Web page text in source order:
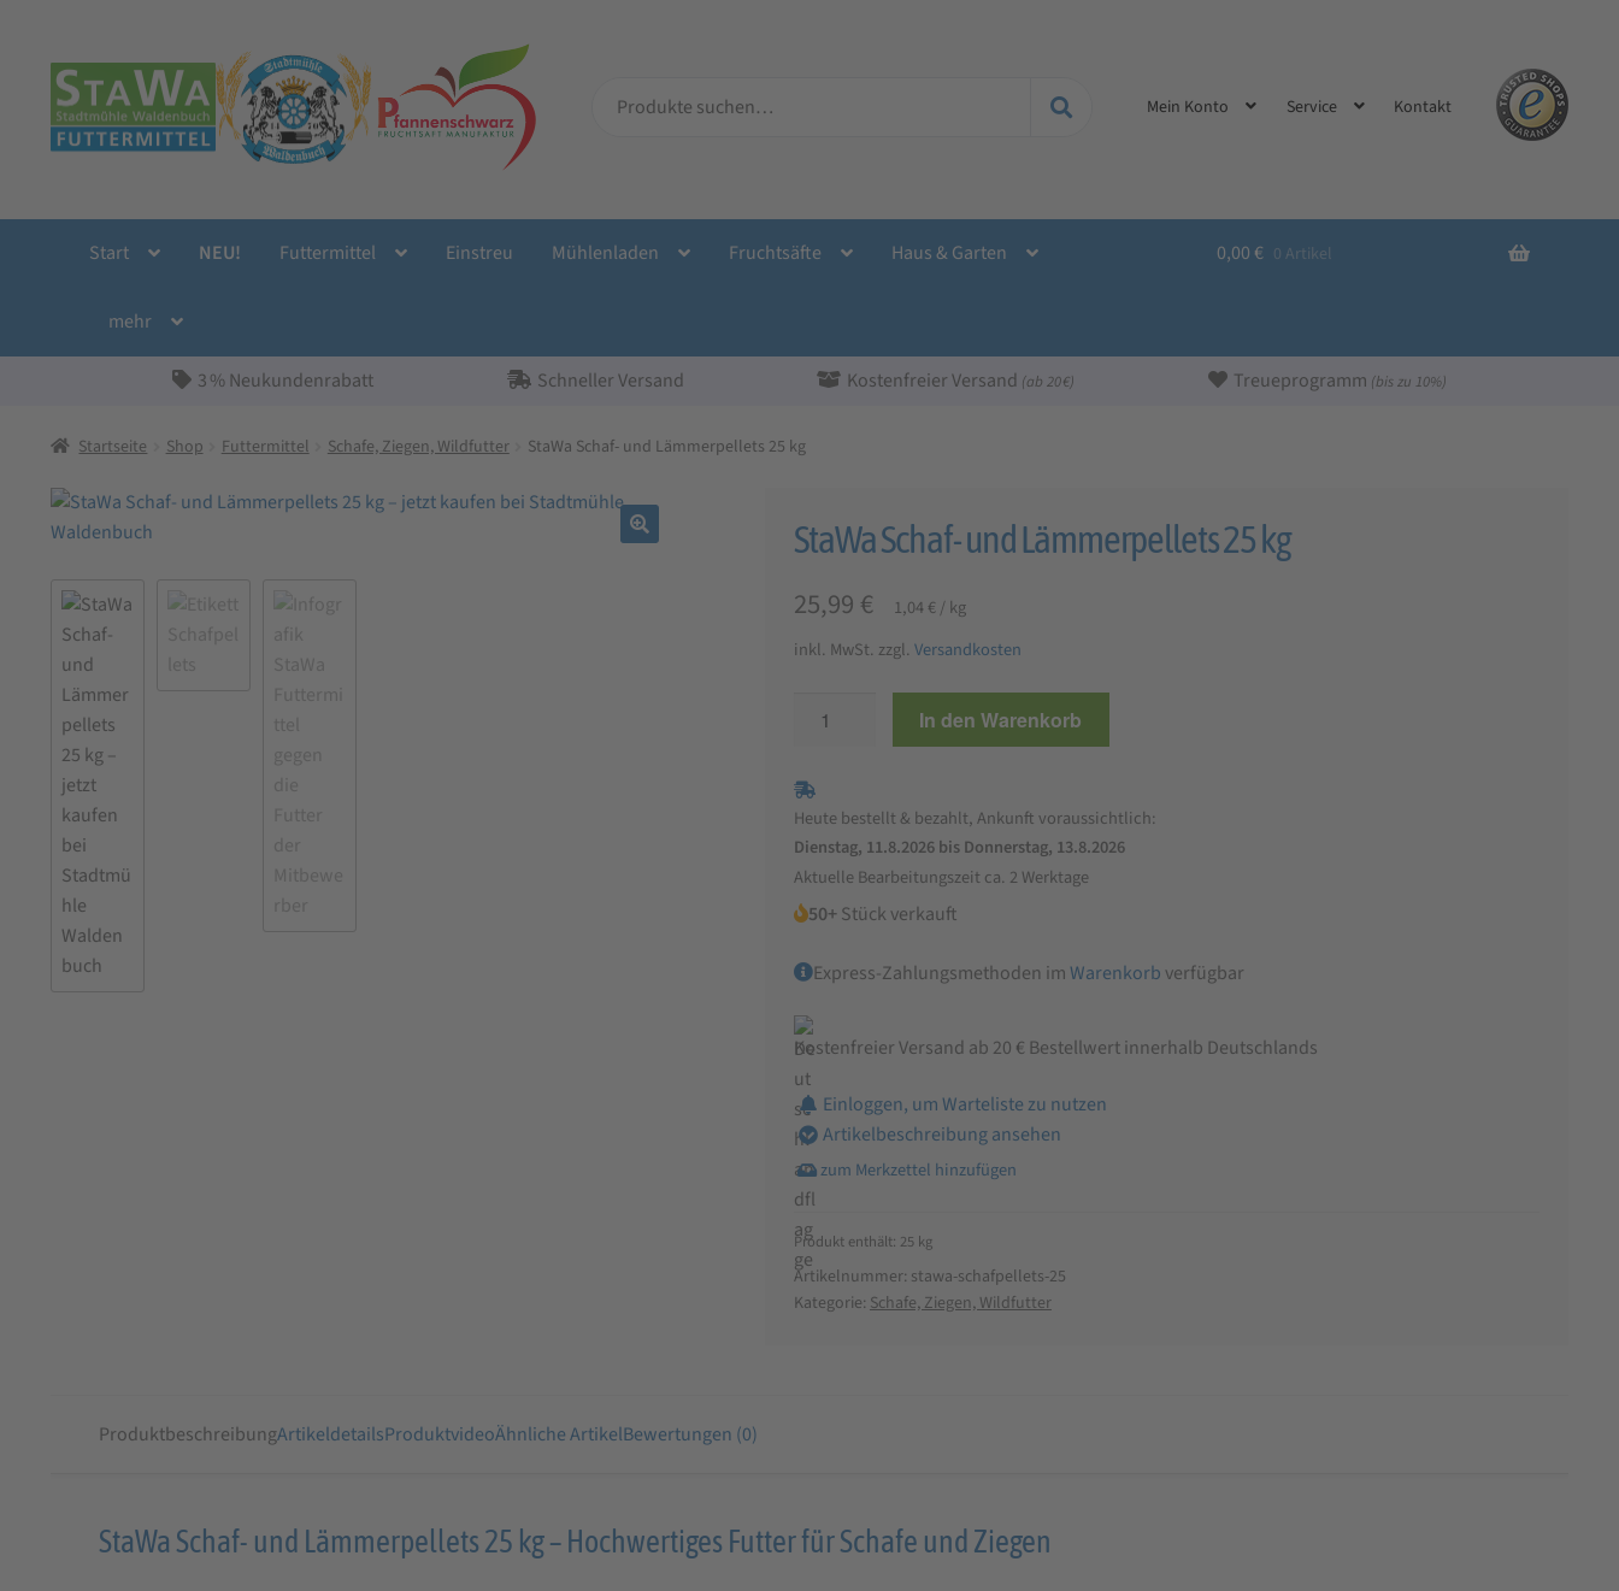
Navigation
springen
Inhalt
springen
nach:
Mein Konto Service Kontakt
Start NEU! Futtermittel Einstreu Mühlenladen Fruchtsäfte Haus & Garten
mehr
0,00 € 0 Artikel
3 % Neukundenrabatt Schneller Versand Kostenfreier Versand (ab 20 €) Treueprogramm (bis zu 10%)
Startseite Shop Futtermittel Schafe, Ziegen, Wildfutter StaWa Schaf- und Lämmerpellets 25 kg
StaWa Schaf- und Lämmerpellets 25 kg
25,99 € 1,04 € /kg
inkl. MwSt. zzgl. Versandkosten
Schaf-
Lämmerpellets
25
kg
Menge
In den Warenkorb
Heute bestellt & bezahlt, Ankunft voraussichtlich:
Dienstag, 11.8.2026 bis Donnerstag, 13.8.2026
Aktuelle Bearbeitungszeit ca. 2 Werktage
50+Stück verkauft
Express-Zahlungsmethoden imWarenkorb verfügbar
Kostenfreier Versand ab 20 € Bestellwert innerhalb Deutschlands
Einloggen, um Warteliste zu nutzen
Artikelbeschreibung ansehen
Produkt enthält: 25 kg
Artikelnummer: stawa-schafpellets-25
Kategorie: Schafe, Ziegen, Wildfutter
ProduktbeschreibungArtikeldetailsProduktvideoÄhnliche ArtikelBewertungen (0)
Produktbeschreibung
StaWa Schaf- und Lämmerpellets 25 kg – Hochwertiges Futter für Schafe und Ziegen